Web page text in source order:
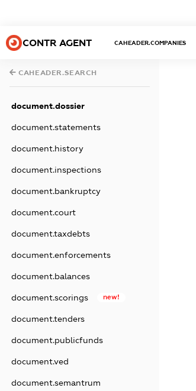
CONTR AGENT CAHEADER.COMPANIES
CAHEADER.SEARCH
document.dossier
document.statements
document.history
document.inspections
document.bankruptcy
document.court
document.taxdebts
document.enforcements
document.balances
document.scorings new!
document.tenders
document.publicfunds
document.ved
document.semantrum